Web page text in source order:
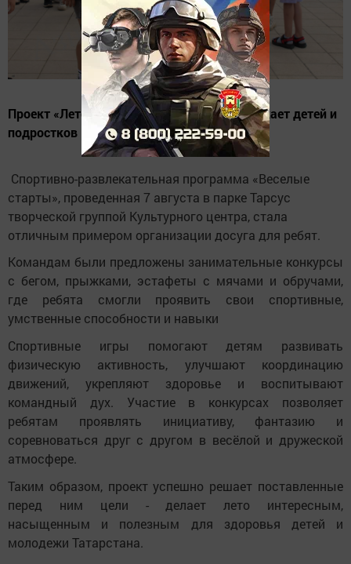
Проект «Лето в Татарстане» активно вовлекает детей и
подростков в интересные мероприятия.
Спортивно-развлекательная программа «Веселые
старты», проведенная 7 августа в парке Тарсус
творческой группой Культурного центра, стала
отличным примером организации досуга для ребят.
Командам были предложены занимательные конкурсы
с бегом, прыжками, эстафеты с мячами и обручами,
где ребята смогли проявить свои спортивные,
умственные способности и навыки
Спортивные игры помогают детям развивать
физическую активность, улучшают координацию
движений, укрепляют здоровье и воспитывают
командный дух. Участие в конкурсах позволяет
ребятам проявлять инициативу, фантазию и
соревноваться друг с другом в весёлой и дружеской
атмосфере.
Таким образом, проект успешно решает поставленные
перед ним цели - делает лето интересным,
насыщенным и полезным для здоровья детей и
молодежи Татарстана.